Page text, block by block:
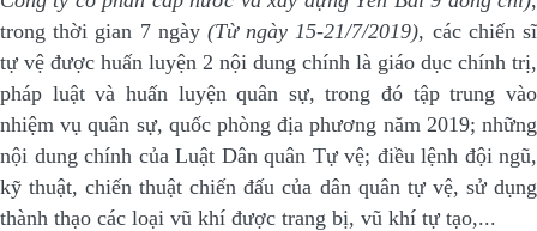
trong thời gian 7 ngày (Từ ngày 15-21/7/2019), các chiến sĩ
tự vệ được huấn luyện 2 nội dung chính là giáo dục chính trị,
pháp luật và huấn luyện quân sự, trong đó tập trung vào
nhiệm vụ quân sự, quốc phòng địa phương năm 2019; những
nội dung chính của Luật Dân quân Tự vệ; điều lệnh đội ngũ,
kỹ thuật, chiến thuật chiến đấu của dân quân tự vệ, sử dụng
thành thạo các loại vũ khí được trang bị, vũ khí tự tạo,...